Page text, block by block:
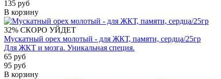
135 руб
В корзину
32% СКОРО УЙДЕТ
Мускатный орех молотый - для ЖКТ, памяти, сердца/25гр
Для ЖКТ и мозга. Уникальная специя.
65 руб
95 руб
В корзину